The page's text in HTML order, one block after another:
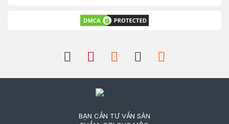
BẠN CẦN TƯ VẤN SẢN